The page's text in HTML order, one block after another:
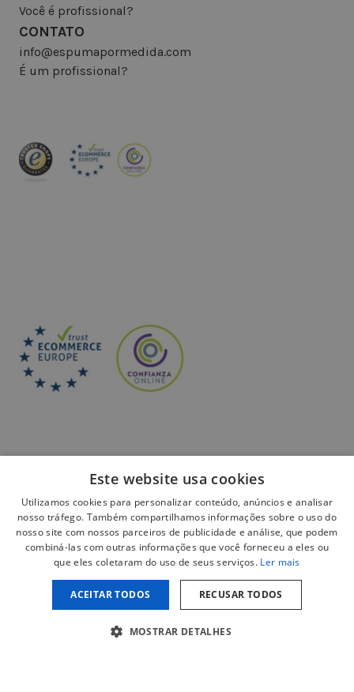
Você é profissional?
CONTATO
info@espumapormedida.com
É um profissional?
Pagamento seguro:
Aviso legal
Política de privacidade
Este website usa cookies
Utilizamos cookies para personalizar conteúdo, anúncios e analisar
nosso tráfego. Também compartilhamos informações sobre o uso do
nosso site com nossos parceiros de publicidade e análise, que podem
combiná-las com outras informações que você forneceu a eles ou
que eles coletaram do uso de seus serviços. Ler mais
ACEITAR TODOS RECUSAR TODOS
MOSTRAR DETALHES